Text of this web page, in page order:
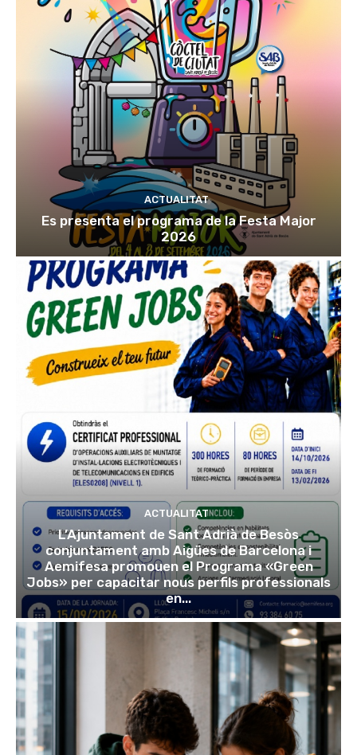
ACTUALITAT
Es presenta el programa de la Festa Major
2026
ACTUALITAT
L’Ajuntament de Sant Adrià de Besòs
conjuntament amb Aigües de Barcelona i
Aemifesa promouen el Programa «Green
Jobs» per capacitar nous perfils professionals
en...